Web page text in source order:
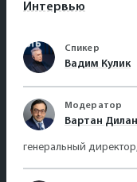
Интервью
Спикер
Вадим Кулик
Модератор
Вартан
генеральный